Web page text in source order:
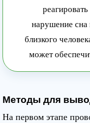
нарушение
близкого
может
Методы для
На первом этапе